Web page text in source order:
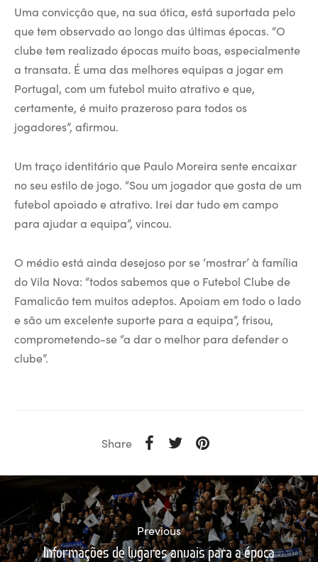
Uma convicção que, na sua ótica, está suportada pelo
que tem observado ao longo das últimas épocas. “O
clube tem realizado épocas muito boas, especialmente
a transata. É uma das melhores equipas a jogar em
Portugal, com um futebol muito atrativo e que,
certamente, é muito prazeroso para todos os
jogadores”, afirmou.
Um traço identitário que Paulo Moreira sente encaixar
no seu estilo de jogo. “Sou um jogador que gosta de um
futebol apoiado e atrativo. Irei dar tudo em campo
para ajudar a equipa”, vincou.
O médio está ainda desejoso por se ‘mostrar’ à família
do Vila Nova: “todos sabemos que o Futebol Clube de
Famalicão tem muitos adeptos. Apoiam em todo o lado
e são um excelente suporte para a equipa”, frisou,
comprometendo-se “a dar o melhor para defender o
clube”.
Share
Previous
Informações de lugares anuais para a época